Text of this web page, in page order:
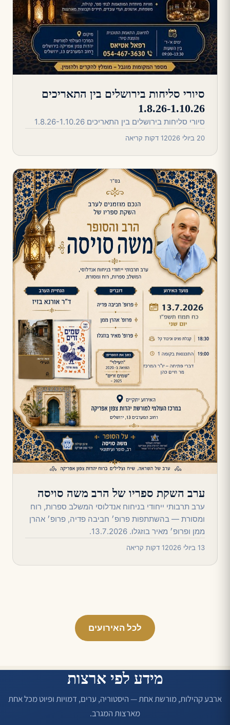
סיורי סליחות בירושלים בין התאריכים
1.8.26-1.10.26
סיורי סליחות בירושלים בין התאריכים 1.8.26-1.10.26
20 ביולי 2026 1 דקות קריאה
ערב השקת ספריו של הרב משה סויסה
ערב תרבותי ייחודי בניחוח אנדלוסי המשלב ספרות, רוח
ומסורת — בהשתתפות פרופ׳ חביבה פדיה, פרופ׳ אהרן
ממן ופרופ׳ מאיר בוזגלו. 13.7.2026.
13 ביולי 2026 1 דקות קריאה
לכל האירועים
מידע לפי ארצות
ארבע קהילות, מורשת אחת — היסטוריה, ערים, דמויות ופיוט מכל אחת
מארצות המגרב.